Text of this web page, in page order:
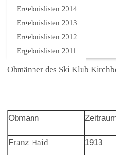
Ergebnislisten 2014
Ergebnislisten 2013
Ergebnislisten 2012
Ergebnislisten 2011
Alle
Skiklub
Obmänner des Ski Klub
Obmann Zeitraum
Franz Haid 1913